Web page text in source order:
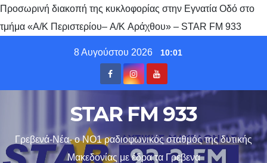
Προσωρινή διακοπή της κυκλοφορίας στην Εγνατία Οδό στο
τμήμα «Α/Κ Περιστερίου– A/K Αράχθου» – STAR FM 933
8 Αυγούστου 2026 10:01
STAR FM 933
Γρεβενά-Νέα- ο ΝΟ1 ραδιοφωνικός σταθμός της δυτικής
Μακεδονίας με έδρα τα Γρεβενα